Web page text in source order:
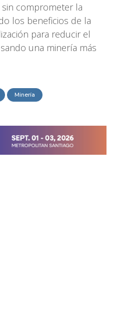
comprometer la
los beneficios de la
para reducir el
una minería más
Minería